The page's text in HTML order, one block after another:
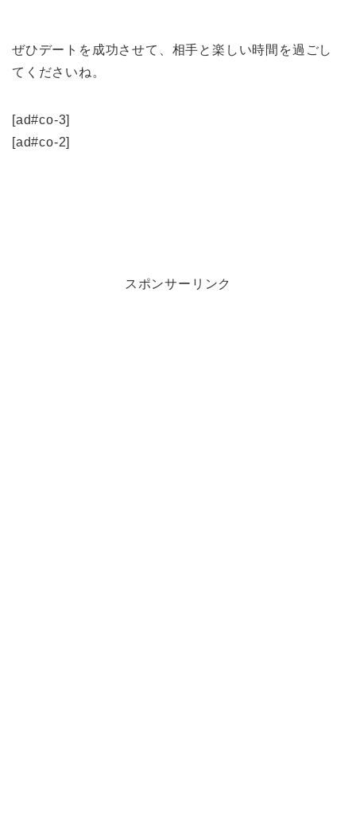
ぜひデートを成功させて、相手と楽しい時間を過ごし
てくださいね。
[ad#co-3]
[ad#co-2]
スポンサーリンク